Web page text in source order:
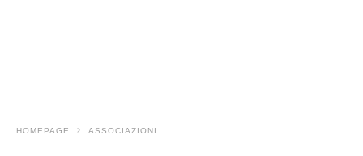
HOMEPAGE ASSOCIAZIONI